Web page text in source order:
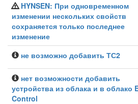
HYNSEN: При одновременном
изменении нескольких свойств
сохраняется только последнее
изменение
не возможно добавить ТС2
нет возможности добавить
устройства из облака и в облако
Control